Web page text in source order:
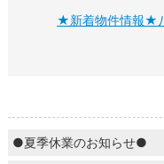
★新着物件情報★
●夏季休業のお知らせ●